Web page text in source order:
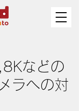
などの
ラへの対